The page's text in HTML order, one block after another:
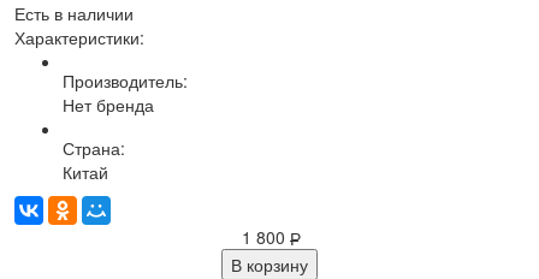
Есть в наличии
Характеристики:
Производитель:
Нет бренда
Страна:
Китай
1 800 Р
В корзину